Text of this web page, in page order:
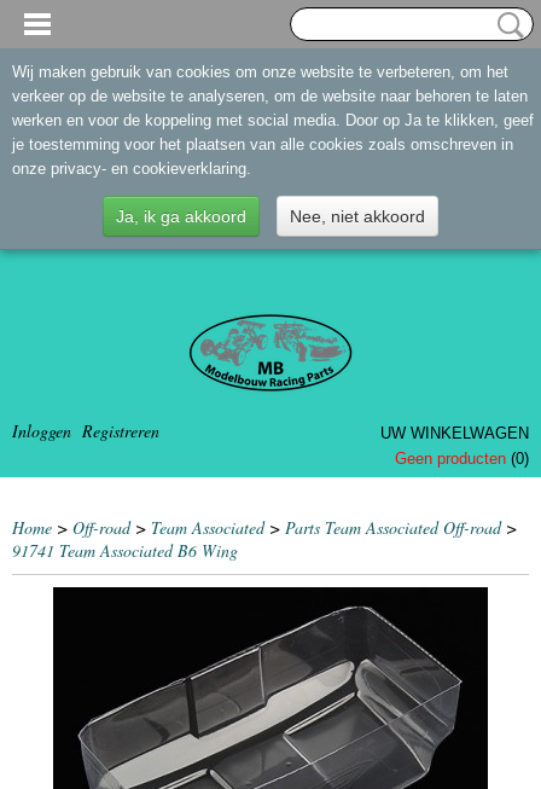
Inloggen Registreren
UW WINKELWAGEN
Geen producten (0)
Home > Off-road> Team Associated> Parts Team Associated Off-road>
91741 Team Associated B6 Wing
Wij maken gebruik van cookies om onze website te verbeteren, om het
verkeer op de website te analyseren, om de website naar behoren te laten
werken en voor de koppeling met social media. Door op Ja te klikken, geef
je toestemming voor het plaatsen van alle cookies zoals omschreven in
onze privacy- en cookieverklaring.
Ja, ik ga akkoord Nee, niet akkoord